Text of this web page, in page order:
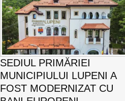
SEDIUL PRIMĂRIEI
MUNICIPIULUI LUPENI A
FOST MODERNIZAT CU